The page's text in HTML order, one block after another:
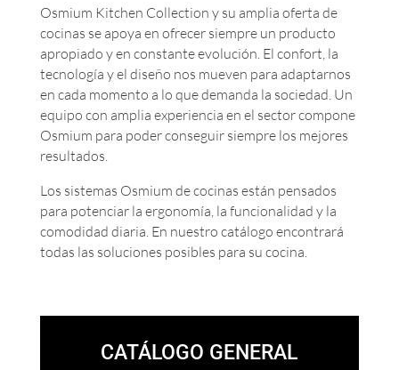
Osmium Kitchen Collection y su amplia oferta de
cocinas se apoya en ofrecer siempre un producto
apropiado y en constante evolución. El confort, la
tecnología y el diseño nos mueven para adaptarnos
en cada momento a lo que demanda la sociedad. Un
equipo con amplia experiencia en el sector compone
Osmium para poder conseguir siempre los mejores
resultados.
Los sistemas Osmium de cocinas están pensados
para potenciar la ergonomía, la funcionalidad y la
comodidad diaria. En nuestro catálogo encontrará
todas las soluciones posibles para su cocina.
CATÁLOGO GENERAL